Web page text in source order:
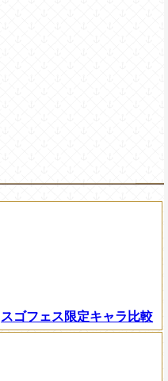
スゴフェス限定キャラ比較